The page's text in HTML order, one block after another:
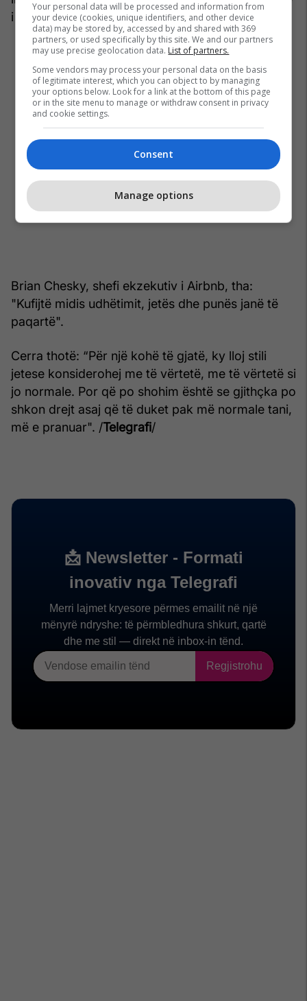
i vendosur punëdhënësi i tyre.
Brian Chesky, shefi ekzekutiv i Airbnb, tha:
"Kufijtë midis udhëtimit, jetës dhe punës janë të
paqartë".
Cerra thotë: “Për një kohë të gjatë, ky lloj stili
jetese konsiderohej me të vërtetë, me të vërtetë si
jo normale. Por që po shohim është se gjithçka po
shkon drejt asaj që të duket pak më normale tani,
më e pranuar". /Telegrafi/
Your personal data will be processed and information from
your device (cookies, unique identifiers, and other device
data) may be stored by, accessed by and shared with 369
partners, or used specifically by this site. We and our partners
may use precise geolocation data. List of partners.
Some vendors may process your personal data on the basis
of legitimate interest, which you can object to by managing
your options below. Look for a link at the bottom of this page
or in the site menu to manage or withdraw consent in privacy
and cookie settings.
Consent
Manage options